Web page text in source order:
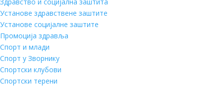
Установе здравствене заштите
Установе социјалне заштите
Промоција здравља
Спорт и млади
Спорт у Зворнику
Спортски клубови
Спортски терени